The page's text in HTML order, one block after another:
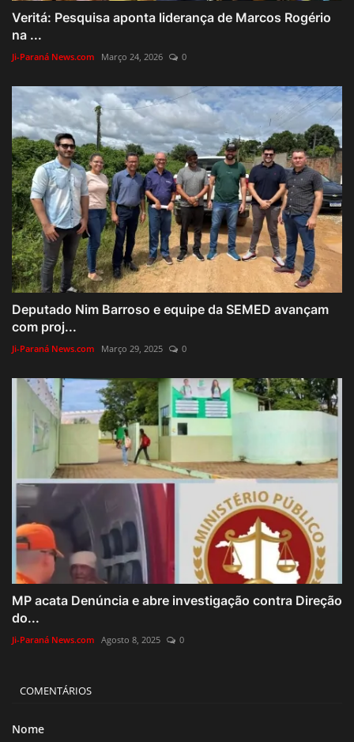
Veritá: Pesquisa aponta liderança de Marcos Rogério
na ...
Ji-Paraná News.com Março 24, 2026 0
Deputado Nim Barroso e equipe da SEMED avançam
com proj...
Ji-Paraná News.com Março 29, 2025 0
MP acata Denúncia e abre investigação contra Direção
do...
Ji-Paraná News.com Agosto 8, 2025 0
COMENTÁRIOS
Nome